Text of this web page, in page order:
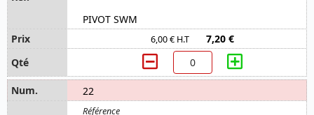
PIVOT SWM
6,00 € H.T 7,20 €
22